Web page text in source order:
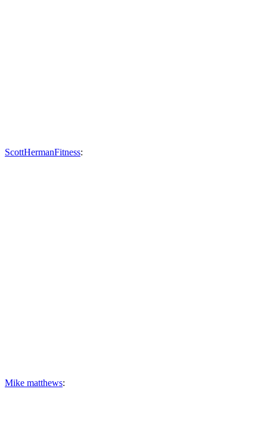
ScottHermanFitness:
Mike matthews: